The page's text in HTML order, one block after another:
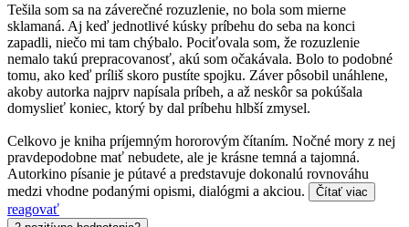
Tešila som sa na záverečné rozuzlenie, no bola som mierne
sklamaná. Aj keď jednotlivé kúsky príbehu do seba na konci
zapadli, niečo mi tam chýbalo. Pociťovala som, že rozuzlenie
nemalo takú prepracovanosť, akú som očakávala. Bolo to podobné
tomu, ako keď príliš skoro pustíte spojku. Záver pôsobil unáhlene,
akoby autorka najprv napísala príbeh, a až neskôr sa pokúšala
domyslieť koniec, ktorý by dal príbehu hlbší zmysel.
Celkovo je kniha príjemným hororovým čítaním. Nočné mory z nej
pravdepodobne mať nebudete, ale je krásne temná a tajomná.
Autorkino písanie je pútavé a predstavuje dokonalú rovnováhu
medzi vhodne podanými opismi, dialógmi a akciou.
Čítať viac
reagovať